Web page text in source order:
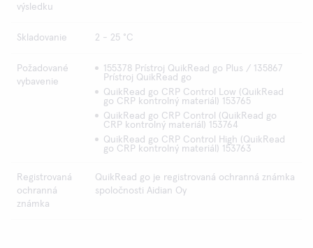
výsledku
Skladovanie 2 - 25 °C
Požadované
vybavenie
155378 Prístroj QuikRead go Plus / 135867
Prístroj QuikRead go
QuikRead go CRP Control Low (QuikRead
go CRP kontrolný materiál) 153765
QuikRead go CRP Control (QuikRead go
CRP kontrolný materiál) 153764
QuikRead go CRP Control High (QuikRead
go CRP kontrolný materiál) 153763
Registrovaná
ochranná
známka
QuikRead go je registrovaná ochranná známka
spoločnosti Aidian Oy